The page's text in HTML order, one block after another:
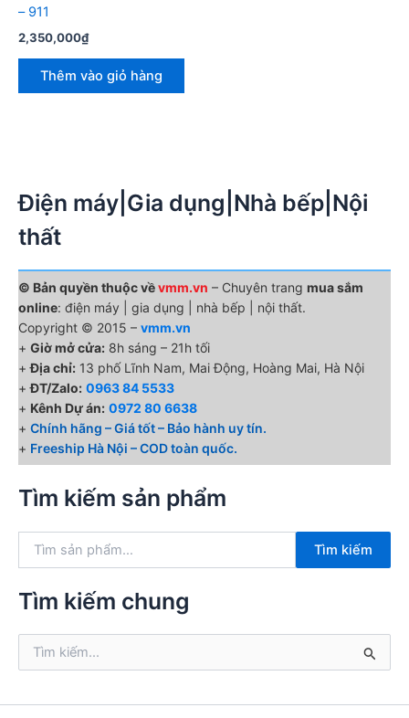
– 911
2,350,000₫
Thêm vào giỏ hàng
Điện máy|Gia dụng|Nhà bếp|Nội
thất
© Bản quyền thuộc vềvmm.vn – Chuyên trang mua sắm
online: điện máy | gia dụng | nhà bếp | nội thất.
Copyright © 2015 – vmm.vn
+ Giờ mở cửa: 8h sáng – 21h tối
+Địa chỉ: 13 phố Lĩnh Nam, Mai Động, Hoàng Mai, Hà Nội
+ĐT/Zalo: 0963 84 5533
+ Kênh Dự án: 0972 80 6638
+ Chính hãng – Giá tốt – Bảo hành uy tín.
+ Freeship Hà Nội – COD toàn quốc.
Tìm kiếm sản phẩm
k
ế
:
Tìm kiếm
Tìm kiếm chung